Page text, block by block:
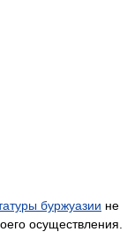
буржуазии не
осуществления.